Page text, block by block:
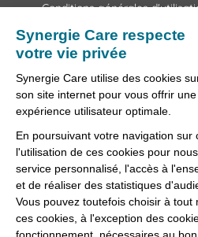
Conditions générales
Fraudes &
Lanceur
Préférences des
Synergie Care, réseau d'agences
la délégation de personnel
groupe